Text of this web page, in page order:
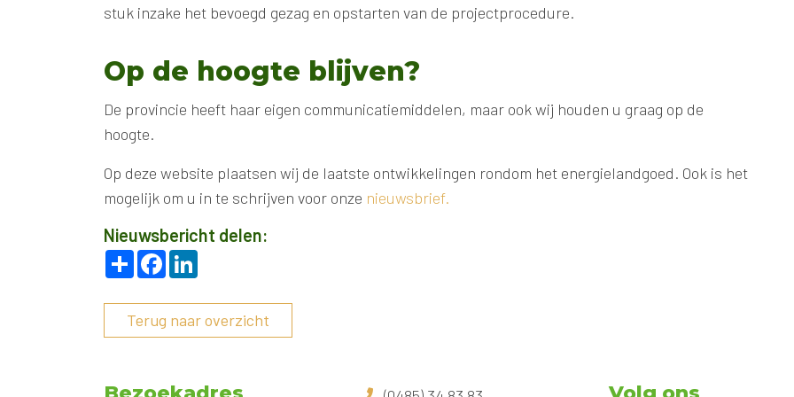
stuk inzake het bevoegd gezag en opstarten van de projectprocedure.
Op de hoogte blijven?
De provincie heeft haar eigen communicatiemiddelen, maar ook wij houden u graag op de
hoogte.
Op deze website plaatsen wij de laatste ontwikkelingen rondom het energielandgoed. Ook is het
mogelijk om u in te schrijven voor onze nieuwsbrief.
Nieuwsbericht delen:
Deel Facebook
Terug naar overzicht